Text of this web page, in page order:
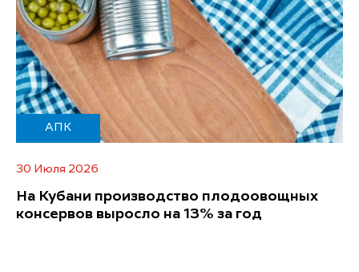
АПК
30 Июля 2026
На Кубани производство плодоовощных
консервов выросло на 13% за год